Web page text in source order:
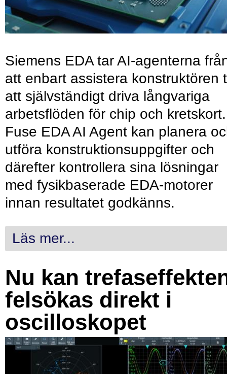
Siemens EDA tar AI-agenterna
att enbart assistera konstruktören
att självständigt driva långvariga
arbetsflöden för chip och kretskort.
Fuse EDA AI Agent kan planera
utföra konstruktionsuppgifter och
därefter kontrollera sina lösningar
med fysikbaserade EDA-motorer
innan resultatet godkänns.
Läs mer...
Nu kan
felsökas direkt i
oscilloskopet